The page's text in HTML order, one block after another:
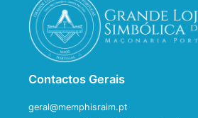
Contactos Gerais
geral@memphisraim.pt